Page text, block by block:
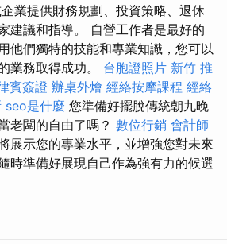
業提供財務規劃、投資策略、退休
建議和指導。 自營工作者是最好的
他們獨特的技能和專業知識，您可以
業務取得成功。 台胞證照片 新竹 推
賓簽證 辦桌外燴 經絡按摩課程 經絡
seo是什麼 您準備好擺脫傳統朝九晚
老闆的自由了嗎？ 數位行銷 會計師
展示您的專業水平，並增強您對未來
時準備好展現自己作為強有力的候選